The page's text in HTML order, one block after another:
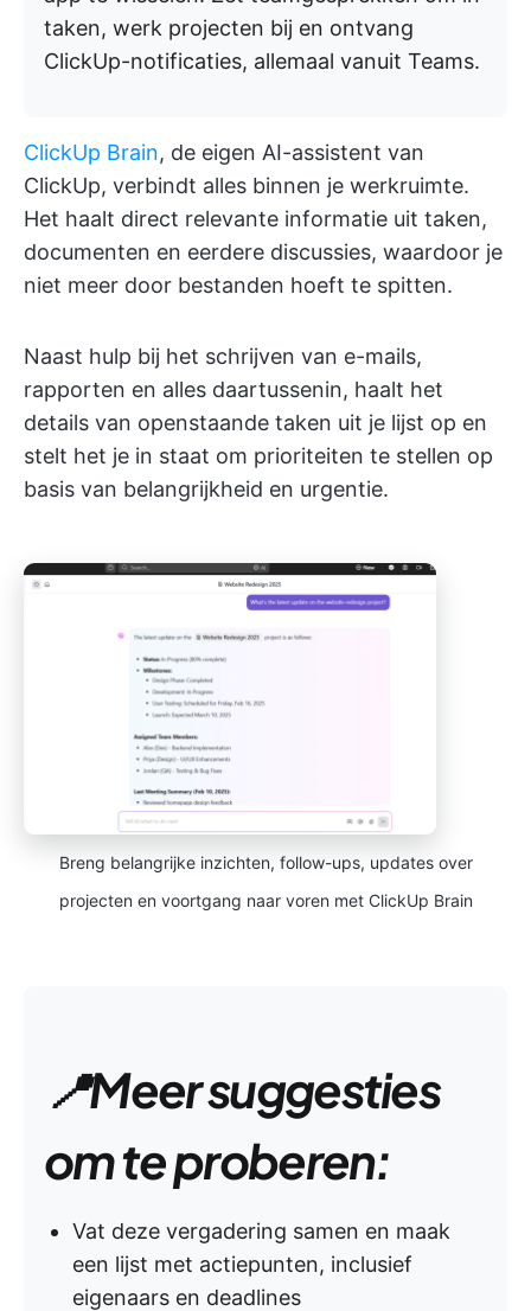
taken, werk projecten bij en ontvang
ClickUp-notificaties, allemaal vanuit Teams.
ClickUp Brain, de eigen AI-assistent van
ClickUp, verbindt alles binnen je werkruimte.
Het haalt direct relevante informatie uit taken,
documenten en eerdere discussies, waardoor je
niet meer door bestanden hoeft te spitten.
Naast hulp bij het schrijven van e-mails,
rapporten en alles daartussenin, haalt het
details van openstaande taken uit je lijst op en
stelt het je in staat om prioriteiten te stellen op
basis van belangrijkheid en urgentie.
Breng belangrijke inzichten, follow-ups, updates over
projecten en voortgang naar voren met ClickUp Brain
📍Meer suggesties
om te proberen:
Vat deze vergadering samen en maak
een lijst met actiepunten, inclusief
eigenaars en deadlines